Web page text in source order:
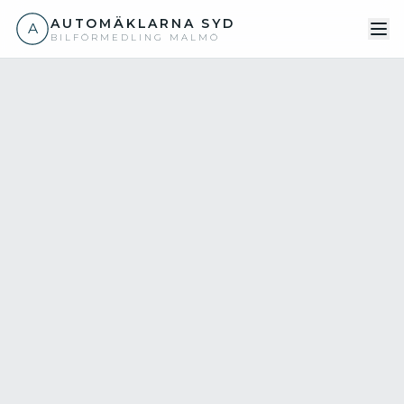
A AUTOMÄKLARNA SYD
BILFÖRMEDLING MALMÖ